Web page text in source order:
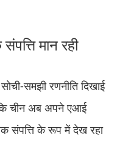
मान रही
समझी रणनीति दिखाई
कि चीन अब अपने एआई
संपत्ति के रूप में देख रहा